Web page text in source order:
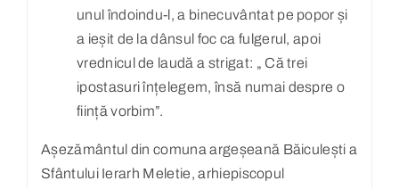
unul îndoindu-l, a binecuvântat pe popor și
a ieșit de la dânsul foc ca fulgerul, apoi
vrednicul de laudă a strigat: „ Că trei
ipostasuri înțelegem, însă numai despre o
ființă vorbim”.
Așezământul din comuna argeșeană Băiculești a
Sfântului Ierarh Meletie, arhiepiscopul